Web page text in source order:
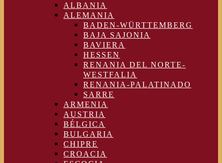
ALBANIA
ALEMANIA
BADEN-WÜRTTEMBERG
BAJA SAJONIA
BAVIERA
HESSEN
RENANIA DEL NORTE-
WESTFALIA
RENANIA-PALATINADO
SARRE
ARMENIA
AUSTRIA
BÉLGICA
BULGARIA
CHIPRE
CROACIA